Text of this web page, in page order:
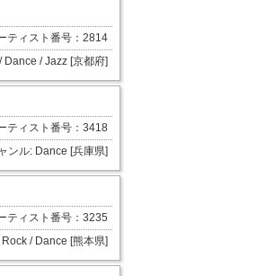
ティスト番号：2814
Dance / Jazz [京都府]
ティスト番号：3418
ンル: Dance [兵庫県]
ティスト番号：3235
/ Dance [熊本県]